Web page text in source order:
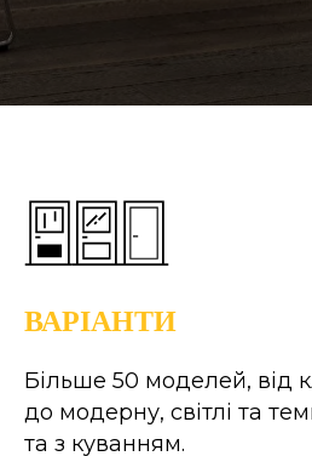
ВАРІАНТИ
Більше 50 моделей, від
до модерну, світлі та
та з куванням.